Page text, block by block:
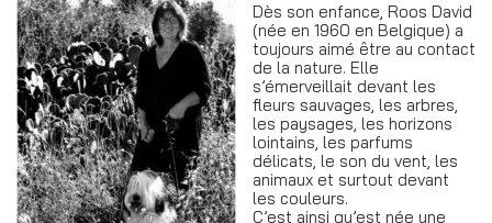
Dès son enfance, Roos David
(née en 1960 en Belgique) a
toujours aimé être au contact
de la nature. Elle
s’émerveillait devant les
fleurs sauvages, les arbres,
les paysages, les horizons
lointains, les parfums
délicats, le son du vent, les
animaux et surtout devant
les couleurs.
C’est ainsi qu’est née une